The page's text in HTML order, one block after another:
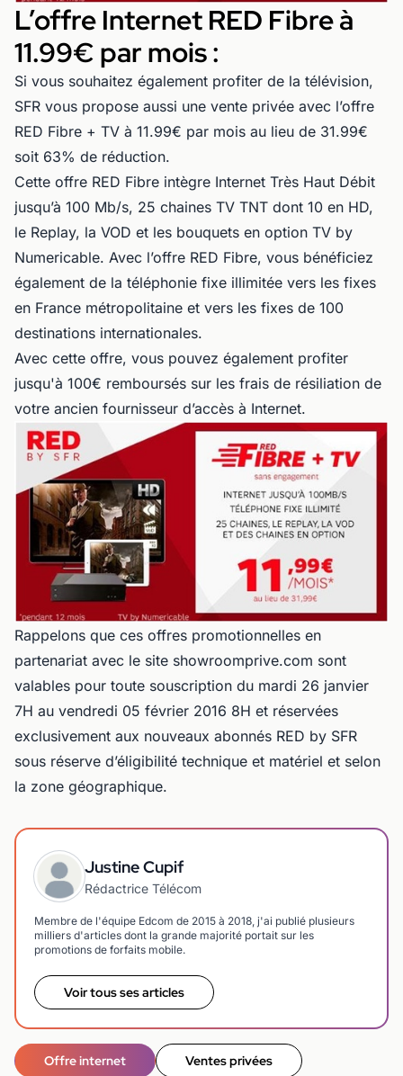
L’offre Internet RED Fibre à
11.99€ par mois :
Si vous souhaitez également profiter de la télévision,
SFR vous propose aussi une vente privée avec l’offre
RED Fibre + TV à 11.99€ par mois au lieu de 31.99€
soit 63% de réduction.
Cette offre RED Fibre intègre Internet Très Haut Débit
jusqu’à 100 Mb/s, 25 chaines TV TNT dont 10 en HD,
le Replay, la VOD et les bouquets en option TV by
Numericable. Avec l’offre RED Fibre, vous bénéficiez
également de la téléphonie fixe illimitée vers les fixes
en France métropolitaine et vers les fixes de 100
destinations internationales.
Avec cette offre, vous pouvez également profiter
jusqu'à 100€ remboursés sur les frais de résiliation de
votre ancien fournisseur d’accès à Internet.
Rappelons que ces offres promotionnelles en
partenariat avec le site showroomprive.com sont
valables pour toute souscription du mardi 26 janvier
7H au vendredi 05 février 2016 8H et réservées
exclusivement aux nouveaux abonnés RED by SFR
sous réserve d’éligibilité technique et matériel et selon
la zone géographique.
Justine Cupif
Rédactrice Télécom
Membre de l'équipe Edcom de 2015 à 2018, j'ai publié plusieurs
milliers d'articles dont la grande majorité portait sur les
promotions de forfaits mobile.
Voir tous ses articles
Offre internet Ventes privées